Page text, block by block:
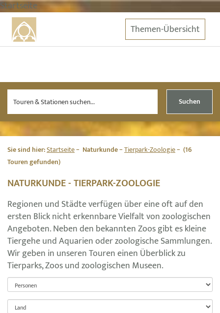
Startseite
Themen-Übersicht
Suchen
Sie sind hier:Startseite Naturkunde Tierpark-Zoologie
(16
Touren gefunden)
NATURKUNDE - TIERPARK-ZOOLOGIE
Regionen und Städte verfügen über eine oft auf den
ersten Blick nicht erkennbare Vielfalt von zoologischen
Angeboten. Neben den bekannten Zoos gibt es kleine
Tiergehe und Aquarien oder zoologische Sammlungen.
Wir geben in unseren Touren einen Überblick zu
Tierparks, Zoos und zoologischen Museen.